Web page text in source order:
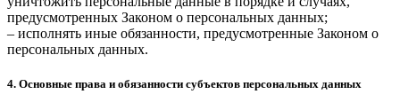
предусмотренных Законом о персональных данных;
– исполнять иные обязанности, предусмотренные Законом о
персональных данных.
4. Основные права и обязанности субъектов персональных данных